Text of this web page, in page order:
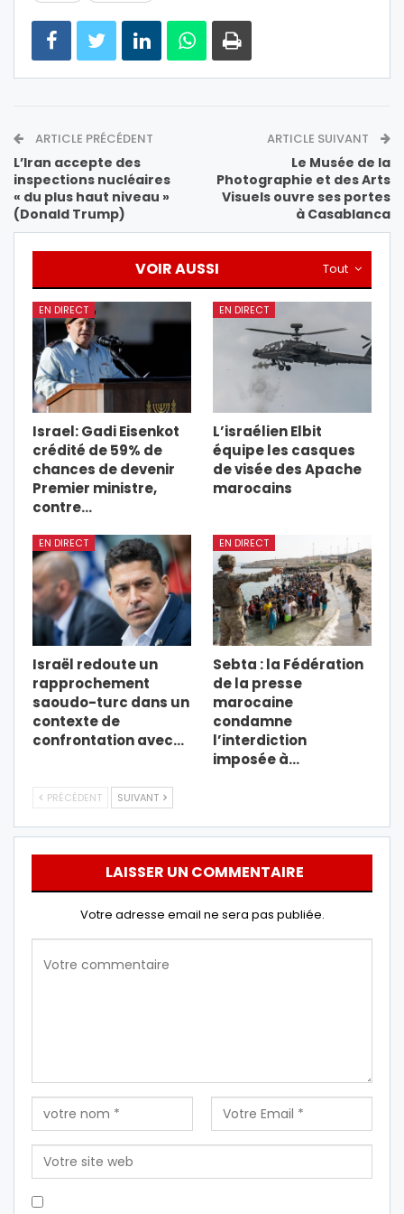
ARTICLE PRÉCÉDENT
L’Iran accepte des
inspections nucléaires
« du plus haut niveau »
(Donald Trump)
ARTICLE SUIVANT
Le Musée de la
Photographie et des Arts
Visuels ouvre ses portes
à Casablanca
Tout
VOIR AUSSI
EN DIRECT
Israel: Gadi Eisenkot
crédité de 59% de
chances de devenir
Premier ministre,
contre…
EN DIRECT
L’israélien Elbit
équipe les casques
de visée des Apache
marocains
EN DIRECT
Israël redoute un
rapprochement
saoudo-turc dans un
contexte de
confrontation avec…
EN DIRECT
Sebta : la Fédération
de la presse
marocaine
condamne
l’interdiction
imposée à…
PRÉCÉDENT SUIVANT
LAISSER UN COMMENTAIRE
Votre adresse email ne sera pas publiée.